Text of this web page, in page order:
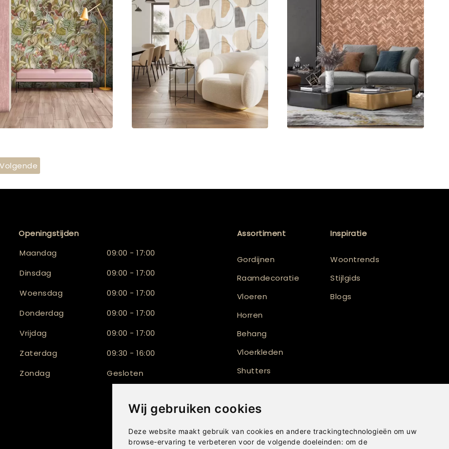
Wij gebruiken cookies
Deze website maakt gebruik van cookies en andere trackingtechnologieën om uw
browse-ervaring te verbeteren voor de volgende doeleinden: om de
Volgende
Openingstijden
Maandag
09:00 - 17:00
Dinsdag
09:00 - 17:00
Woensdag
09:00 - 17:00
Donderdag
09:00 - 17:00
Vrijdag
09:00 - 17:00
Zaterdag
09:30 - 16:00
Zondag
Gesloten
Assortiment
Gordijnen
Raamdecoratie
Vloeren
Horren
Behang
Vloerkleden
Shutters
Inbetween gordijnen
Wave gordijnen
Gordijnen op maat
Inspiratie
Woontrends
Stijlgids
Blogs